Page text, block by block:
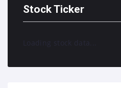
Stock Ticker
Loading stock data...